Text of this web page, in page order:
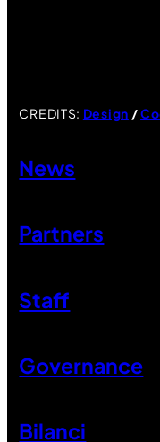
CREDITS: Design /
News
Partners
Staff
Governance
Bilanci